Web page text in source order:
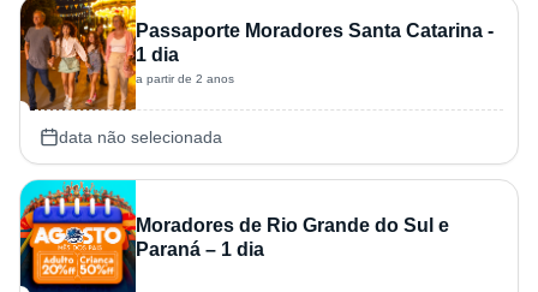
Passaporte Moradores Santa Catarina -
1 dia
a partir de 2 anos
data não selecionada
Moradores de Rio Grande do Sul e
Paraná – 1 dia